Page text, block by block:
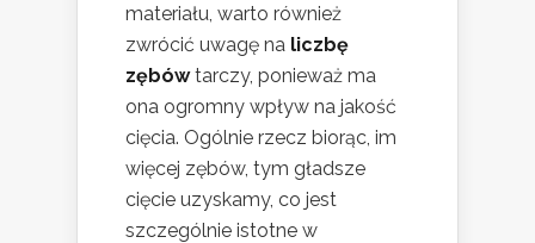
materiału, warto również
zwrócić uwagę na liczbę
zębówtarczy, ponieważ ma
ona ogromny wpływ na jakość
cięcia. Ogólnie rzecz biorąc, im
więcej zębów, tym gładsze
cięcie uzyskamy, co jest
szczególnie istotne w